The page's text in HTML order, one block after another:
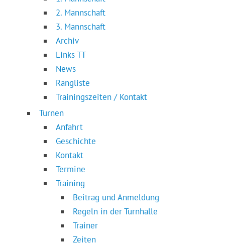
2. Mannschaft
3. Mannschaft
Archiv
Links TT
News
Rangliste
Trainingszeiten / Kontakt
Turnen
Anfahrt
Geschichte
Kontakt
Termine
Training
Beitrag und Anmeldung
Regeln in der Turnhalle
Trainer
Zeiten